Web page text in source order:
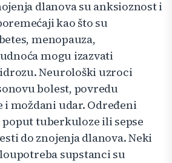
dlanova su anksioznost i
kao što su
menopauza,
mogu izazvati
Neurološki uzroci
bolest, povredu
moždani udar. Određeni
tuberkuloze ili sepse
do znojenja dlanova. Neki
supstanci su